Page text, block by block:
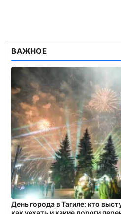
ВАЖНОЕ
День города в Тагиле: кто
как уехать и какие дороги